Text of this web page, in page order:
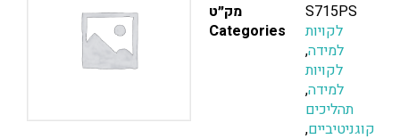
מק״ט
S715PS
Categories
לקויות
למידה,
לקויות
למידה,
תהליכים
קוגניטיביים,